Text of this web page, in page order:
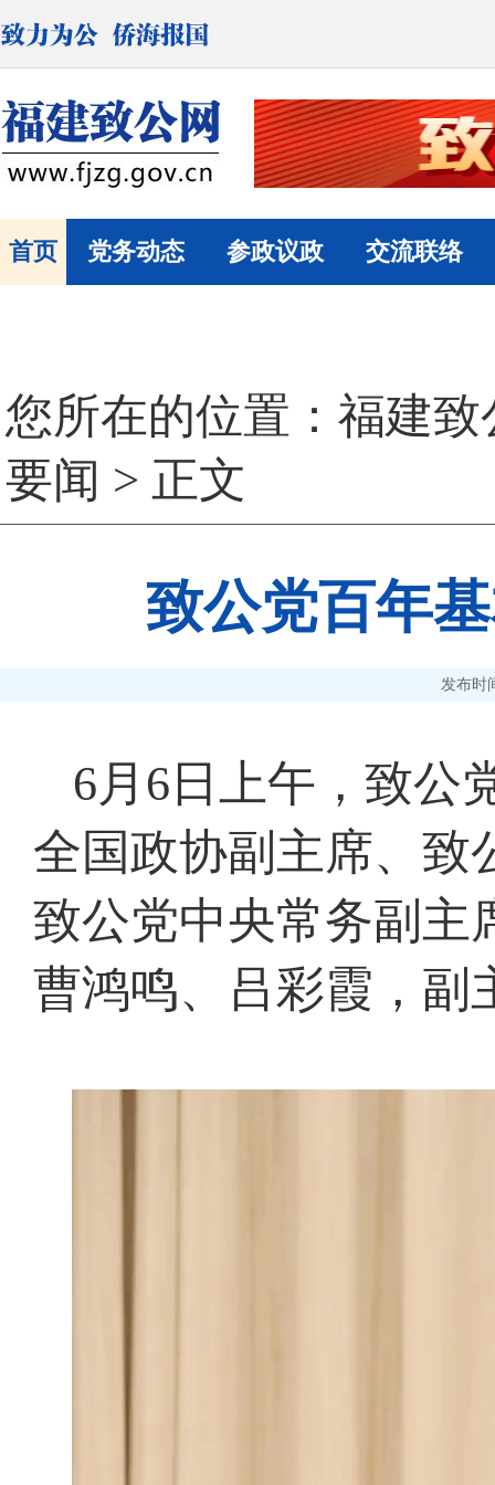
首页 党务动态 参政议政 交流联络
您所在的位置： 福建致
要闻 > 正文
致公党百年
发布时
6月6日上午，致公
全国政协副主席、致
致公党中央常务副主
曹鸿鸣、吕彩霞，副